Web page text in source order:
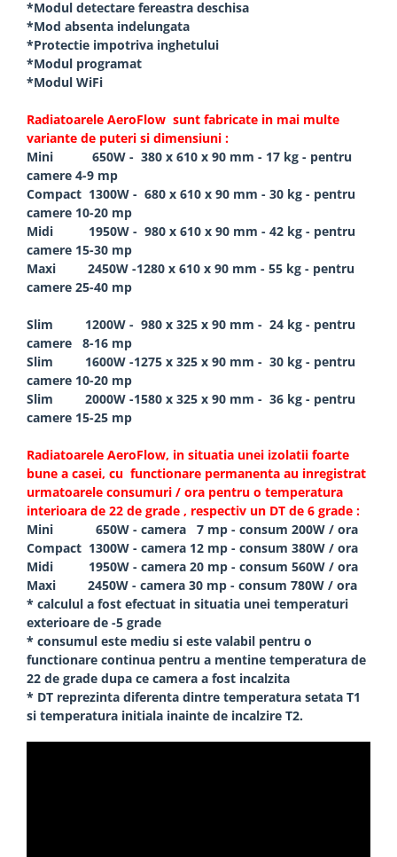
*Modul detectare fereastra deschisa
*Mod absenta indelungata
*Protectie impotriva inghetului
*Modul programat
*Modul WiFi
Radiatoarele AeroFlow sunt fabricate in mai multe
variante de puteri si dimensiuni :
Mini 650W - 380 x 610 x 90 mm - 17 kg - pentru
camere 4-9 mp
Compact 1300W - 680 x 610 x 90 mm - 30 kg - pentru
camere 10-20 mp
Midi 1950W - 980 x 610 x 90 mm - 42 kg - pentru
camere 15-30 mp
Maxi 2450W -1280 x 610 x 90 mm - 55 kg - pentru
camere 25-40 mp
Slim 1200W - 980 x 325 x 90 mm - 24 kg - pentru
camere 8-16 mp
Slim 1600W -1275 x 325 x 90 mm - 30 kg - pentru
camere 10-20 mp
Slim 2000W -1580 x 325 x 90 mm - 36 kg - pentru
camere 15-25 mp
Radiatoarele AeroFlow, in situatia unei izolatii foarte
bune a casei, cu functionare permanenta au inregistrat
urmatoarele consumuri / ora pentru o temperatura
interioara de 22 de grade , respectiv un DT de 6 grade :
Mini 650W - camera 7 mp - consum 200W / ora
Compact 1300W - camera 12 mp - consum 380W / ora
Midi 1950W - camera 20 mp - consum 560W / ora
Maxi 2450W - camera 30 mp - consum 780W / ora
* calculul a fost efectuat in situatia unei temperaturi
exterioare de -5 grade
* consumul este mediu si este valabil pentru o
functionare continua pentru a mentine temperatura de
22 de grade dupa ce camera a fost incalzita
* DT reprezinta diferenta dintre temperatura setata T1
si temperatura initiala inainte de incalzire T2.